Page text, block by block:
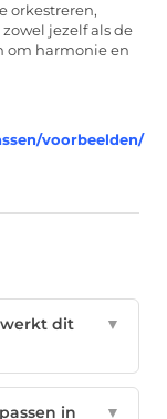
orkestreren,
jezelf als de
om harmonie en
voorbeelden/
werkt dit
▼
in
▼